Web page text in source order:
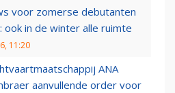
voor zomerse debutanten
ook in de winter alle ruimte
11:20
ANA
aanvullende order voor